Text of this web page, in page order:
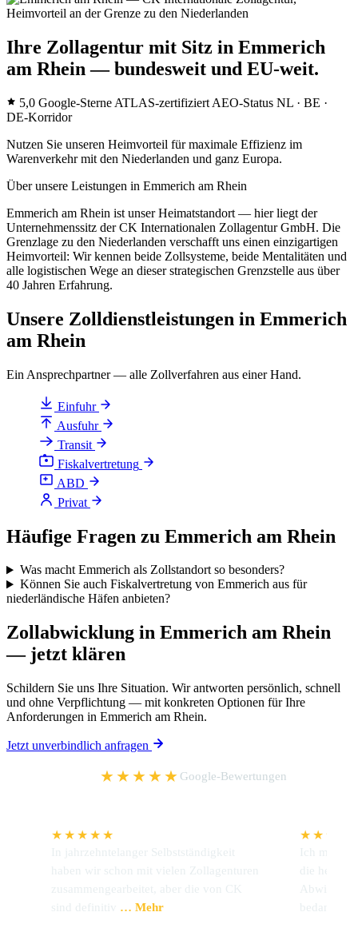
Ihre Zollagentur mit Sitz in Emmerich
am Rhein — bundesweit und EU-weit.
5,0 Google-Sterne ATLAS-zertifiziert AEO-Status NL · BE ·
DE-Korridor
Nutzen Sie unseren Heimvorteil für maximale Effizienz im
Warenverkehr mit den Niederlanden und ganz Europa.
Über unsere Leistungen in Emmerich am Rhein
Emmerich am Rhein ist unser Heimatstandort — hier liegt der
Unternehmenssitz der CK Internationalen Zollagentur GmbH. Die
Grenzlage zu den Niederlanden verschafft uns einen einzigartigen
Heimvorteil: Wir kennen beide Zollsysteme, beide Mentalitäten und
alle logistischen Wege an dieser strategischen Grenzstelle aus über
40 Jahren Erfahrung.
Unsere Zolldienstleistungen in Emmerich
am Rhein
Ein Ansprechpartner — alle Zollverfahren aus einer Hand.
Einfuhr
Ausfuhr
Transit
Fiskalvertretung
ABD
Privat
Häufige Fragen zu Emmerich am Rhein
Was macht Emmerich als Zollstandort so besonders?
Können Sie auch Fiskalvertretung von Emmerich aus für
niederländische Häfen anbieten?
Zollabwicklung in Emmerich am Rhein
— jetzt klären
Schildern Sie uns Ihre Situation. Wir antworten persönlich, schnell
und ohne Verpflichtung — mit konkreten Optionen für Ihre
Anforderungen in Emmerich am Rhein.
Jetzt unverbindlich anfragen
★★★★★ Google-Bewertungen
★★★★★
In jahrzehntelanger Selbstständigkeit
haben wir schon mit vielen Zollagenturen
zusammengearbeitet, aber die von CK
sind definitiv … Mehr
Ich
die
bedanken.